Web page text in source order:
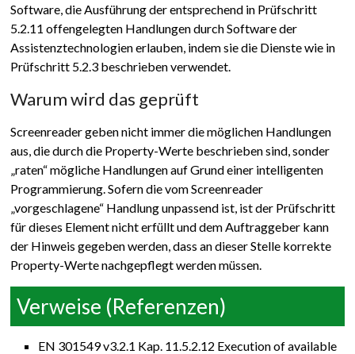
Software, die Ausführung der entsprechend in Prüfschritt
5.2.11 offengelegten Handlungen durch Software der
Assistenztechnologien erlauben, indem sie die Dienste wie in
Prüfschritt 5.2.3 beschrieben verwendet.
Warum wird das geprüft
Screenreader geben nicht immer die möglichen Handlungen
aus, die durch die Property-Werte beschrieben sind, sonder
„raten“ mögliche Handlungen auf Grund einer intelligenten
Programmierung. Sofern die vom Screenreader
„vorgeschlagene“ Handlung unpassend ist, ist der Prüfschritt
für dieses Element nicht erfüllt und dem Auftraggeber kann
der Hinweis gegeben werden, dass an dieser Stelle korrekte
Property-Werte nachgepflegt werden müssen.
Verweise (Referenzen)
EN 301549 v3.2.1 Kap. 11.5.2.12 Execution of available